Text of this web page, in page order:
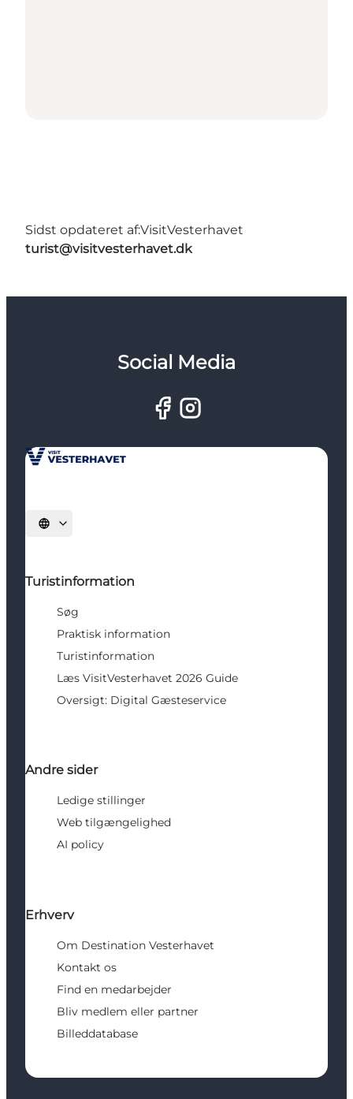
Sidst opdateret af:VisitVesterhavet
turist@visitvesterhavet.dk
Social Media
Vælg sprog
Turistinformation
Søg
Praktisk information
Turistinformation
Læs VisitVesterhavet 2026 Guide
Oversigt: Digital Gæsteservice
Andre sider
Ledige stillinger
Web tilgængelighed
AI policy
Erhverv
Om Destination Vesterhavet
Kontakt os
Find en medarbejder
Bliv medlem eller partner
Billeddatabase